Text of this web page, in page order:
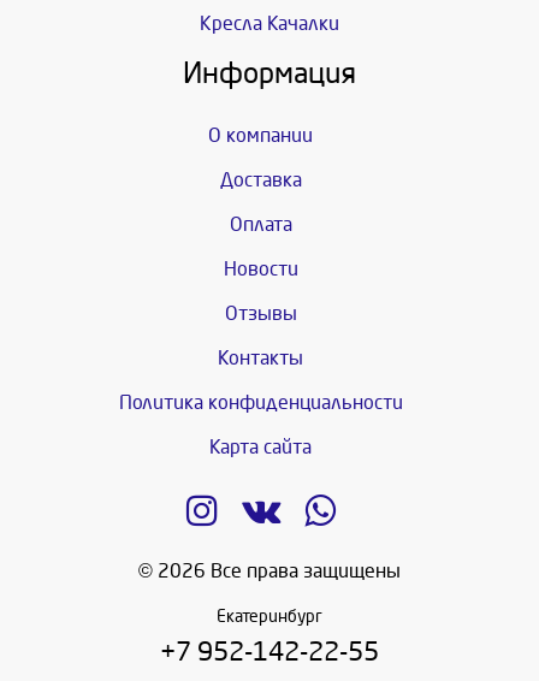
Кресла Качалки
Информация
О компании
Доставка
Оплата
Новости
Отзывы
Контакты
Политика конфиденциальности
Карта сайта
© 2026 Все права защищены
Екатеринбург
+7 952-142-22-55